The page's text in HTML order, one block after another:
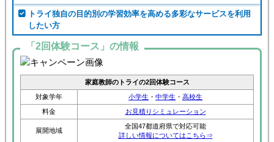
トライ独自の目的別の学習効率を高める多彩なサービスを利用
したい方
「2回体験コース」の情報
家庭教師のトライの2回体験コース
対象学年
小学生 ・ 中学生 ・ 高校生
料金
お見積りシミュレーション
展開地域
全国47都道府県で対応可能
詳しい情報についてはこちら⇒